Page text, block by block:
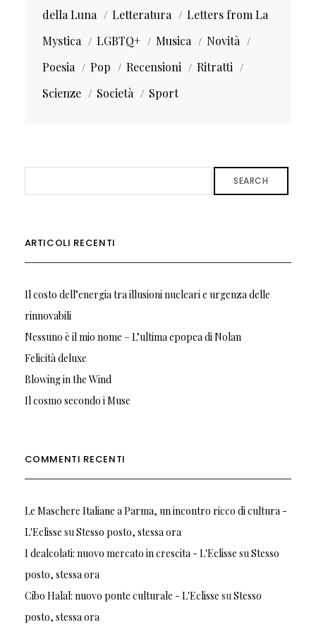
della Luna
Letteratura
Letters from La
Mystica
LGBTQ+ Musica
Novità
Poesia
Pop Recensioni
Ritratti
Scienze
Società Sport
SEARCH
ARTICOLI RECENTI
Il costo dell’energia tra illusioni nucleari e urgenza delle
rinnovabili
Nessuno è il mio nome – L’ultima epopea di Nolan
Felicità deluxe
Blowing in the Wind
Il cosmo secondo i Muse
COMMENTI RECENTI
Le Maschere Italiane a Parma, un incontro ricco di cultura -
L'Eclisse suStesso posto, stessa ora
I dealcolati: nuovo mercato in crescita - L'Eclisse suStesso
posto, stessa ora
Cibo Halal: nuovo ponte culturale - L'Eclisse suStesso
posto, stessa ora